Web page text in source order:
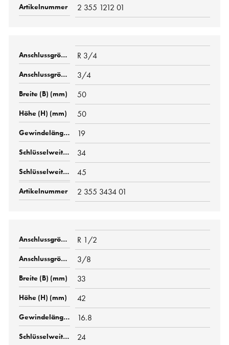
2 355 1212 01
R 3/4
3/4
50
50
19
34
45
2 355 3434 01
R 1/2
3/8
33
42
16.8
24